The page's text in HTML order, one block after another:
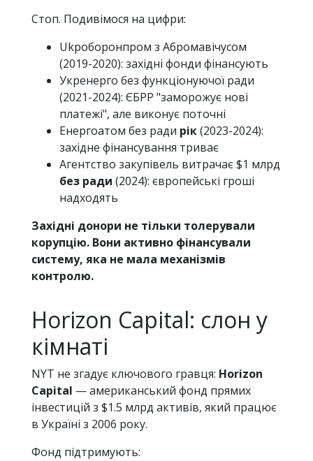
Стоп. Подивімося на цифри:
Ukроборонпром з Абромавічусом
(2019-2020): західні фонди фінансують
Укренерго без функціонуючої ради
(2021-2024): ЄБРР "заморожує нові
платежі", але виконує поточні
Енергоатом без ради рік(2023-2024):
західне фінансування триває
Агентство закупівель витрачає $1 млрд
без ради (2024): європейські гроші
надходять
Західні донори не тільки толерували
корупцію. Вони активно фінансували
систему, яка не мала механізмів
контролю.
Horizon Capital: слон у
кімнаті
NYT не згадує ключового гравця: Horizon
Capital — американський фонд прямих
інвестицій з $1.5 млрд активів, який працює
в Україні з 2006 року.
Фонд підтримують: